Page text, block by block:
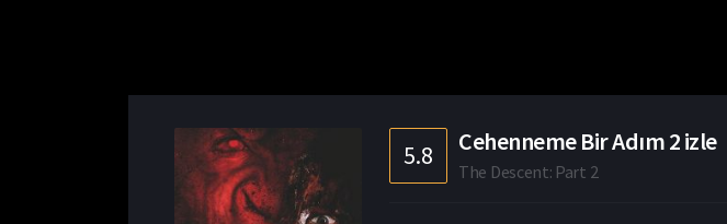
5.8 Cehenneme Bir Adım 2 izle
The Descent: Part 2